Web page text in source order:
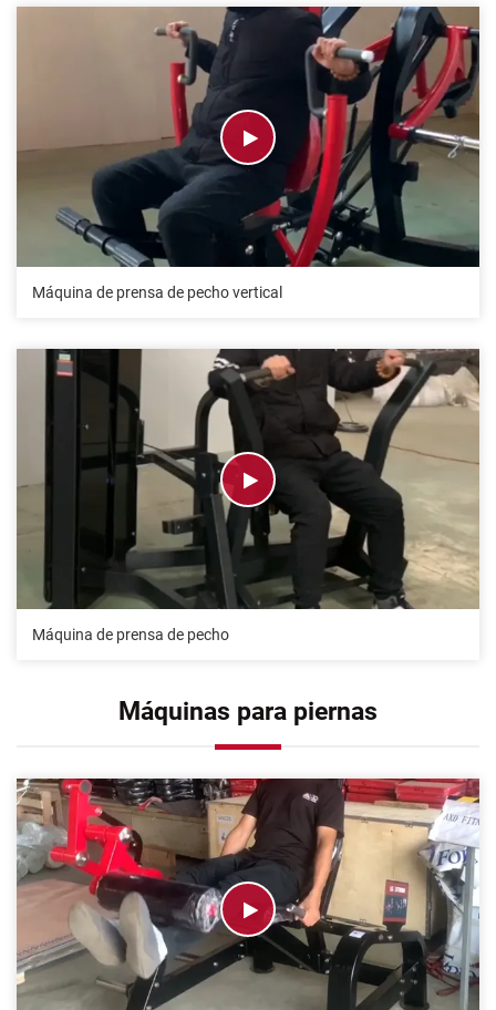
Máquina de prensa de pecho vertical
Máquina de prensa de pecho
Máquinas para piernas